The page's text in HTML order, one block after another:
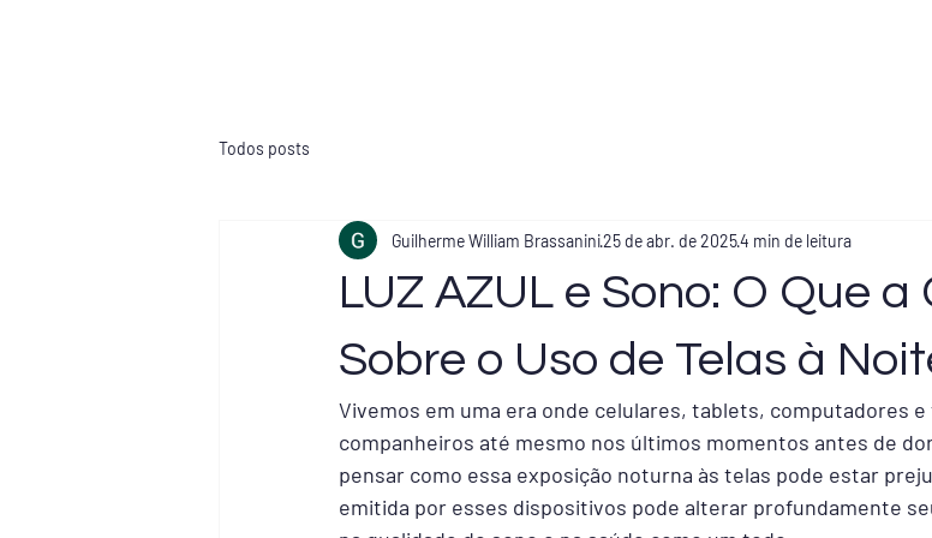
Todos posts
LUZ AZUL e Sono: O Que a
Sobre o Uso de Telas à
Guilherme William Brassanini25 de abr. de 20254 min de leitura
Vivemos em uma era onde celulares, tablets, computadores
companheiros até mesmo nos últimos momentos antes de
pensar como essa exposição noturna às telas pode estar
emitida por esses dispositivos pode alterar profundamente